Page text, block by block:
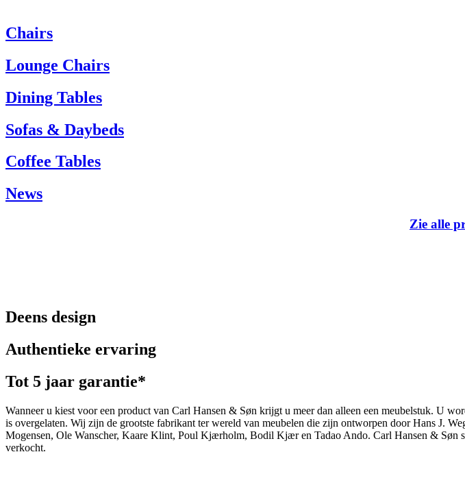
Heeft u hulp nodig? Neem dan contact op met de klantenservice via:
Tel.: +45 66 12 14 04
info@carlhansen.dk
Chairs
Lounge Chairs
Dining Tables
Sofas & Daybeds
Coffee Tables
News
Zie alle
Deens design
Authentieke ervaring
Tot 5 jaar garantie*
Wanneer u kiest voor een product van Carl Hansen & Søn krijgt u meer dan alleen een meubelstuk. U
is overgelaten. Wij zijn de grootste fabrikant ter wereld van meubelen die zijn ontworpen door Hans J.
Mogensen, Ole Wanscher, Kaare Klint, Poul Kjærholm, Bodil Kjær en Tadao Ando. Carl Hansen & Søn
verkocht.